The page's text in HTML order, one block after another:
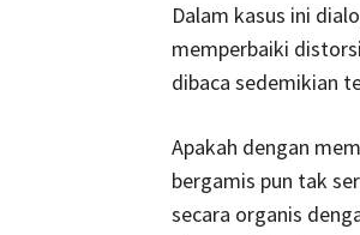
Dalam kasus ini
memperbaiki
dibaca sedemikian
Apakah dengan
bergamis pun tak
secara organis